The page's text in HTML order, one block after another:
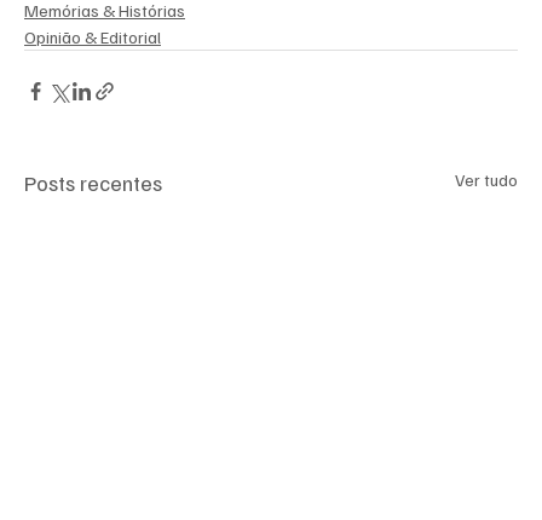
Memórias & Histórias
Opinião & Editorial
Posts recentes Ver tudo